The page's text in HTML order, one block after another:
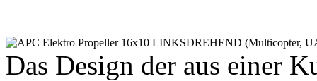
Das Design der aus einer